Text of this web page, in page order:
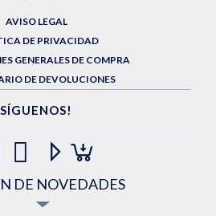
AVISO LEGAL
DE PRIVACIDAD
GENERALES DE COMPRA
DE DEVOLUCIONES
SÍGUENOS!
DE NOVEDADES